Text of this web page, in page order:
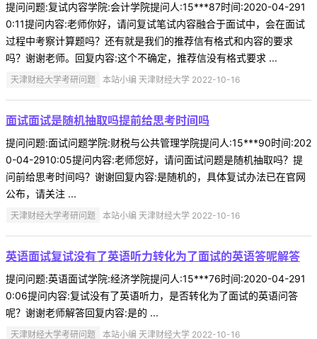
提问问题:复试内容学院:会计学院提问人:15***87时间:2020-04-291
0:11提问内容:老师你好，请问复试笔试内容融合于面试中，会在面试
过程中考察计算题吗？还有就是我们的推荐信有格式和内容的要求
吗？谢谢老师。回复内容:这个不确定，推荐信没有格式要求 ...
天津财经大学考研问题 本站小编 天津财经大学 2022-10-16
面试面试是随机抽取吗提前给思考时间吗
提问问题:面试问题学院:财税与公共管理学院提问人:15***90时间:202
0-04-2910:05提问内容:老师您好，请问面试问题是随机抽取吗？提
问前给思考时间吗？谢谢回复内容:是随机的，具体复试办法已在官网
公布，请关注 ...
天津财经大学考研问题 本站小编 天津财经大学 2022-10-16
英语面试复试没有了英语听力转化为了面试的英语答呢解答
提问问题:英语面试学院:经济学院提问人:15***76时间:2020-04-291
0:06提问内容:复试没有了英语听力，是否转化为了面试的英语问答
呢？谢谢老师解答回复内容:是的 ...
天津财经大学考研问题 本站小编 天津财经大学 2022-10-16